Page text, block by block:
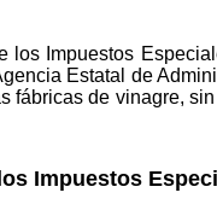
Impuestos
Estatal de
de vinagre,
Impuestos